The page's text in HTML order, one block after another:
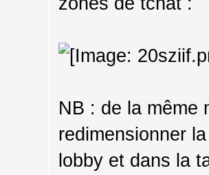
NB : de la même
redimensionner
lobby et dans la